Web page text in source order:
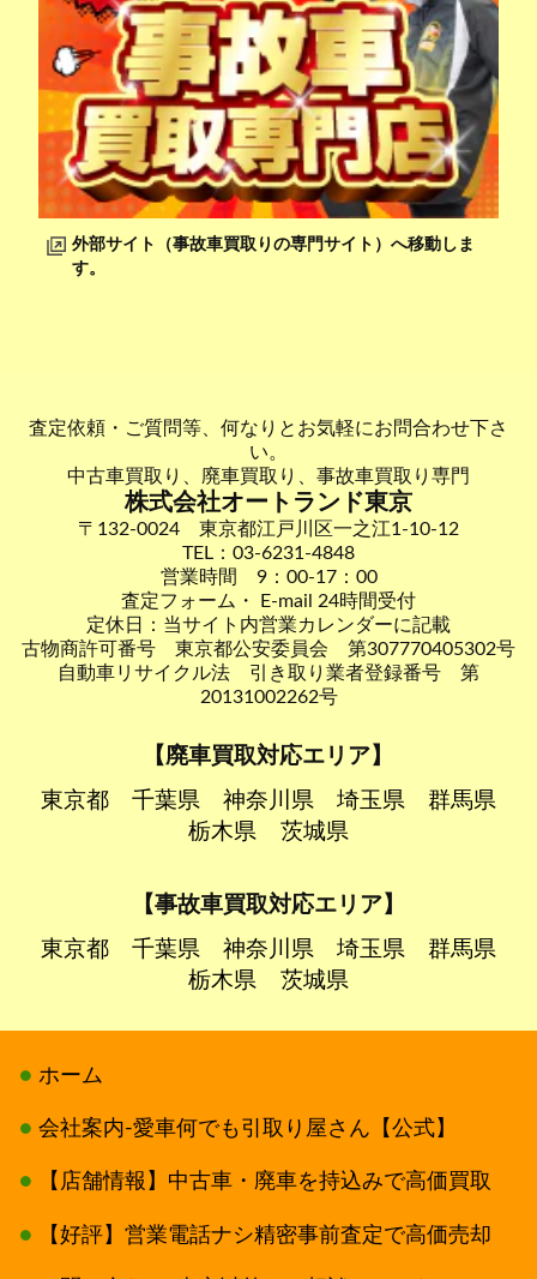
外部サイト（事故車買取りの専門サイト）へ移動しま
す。
査定依頼・ご質問等、何なりとお気軽にお問合わせ下さ
い。
中古車買取り、廃車買取り、事故車買取り専門
株式会社オートランド東京
〒132-0024 東京都江戸川区一之江1-10-12
TEL：03-6231-4848
営業時間 9：00-17：00
査定フォーム・ E-mail 24時間受付
定休日：当サイト内営業カレンダーに記載
古物商許可番号 東京都公安委員会 第307770405302号
自動車リサイクル法 引き取り業者登録番号 第
20131002262号
【廃車買取対応エリア】
東京都
千葉県 神奈川県 埼玉県
群馬県
栃木県
茨城県
【事故車買取対応エリア】
東京都
千葉県 神奈川県 埼玉県
群馬県
栃木県
茨城県
ホーム
会社案内-愛車何でも引取り屋さん【公式】
【店舗情報】中古車・廃車を持込みで高価買取
【好評】営業電話ナシ精密事前査定で高価売却